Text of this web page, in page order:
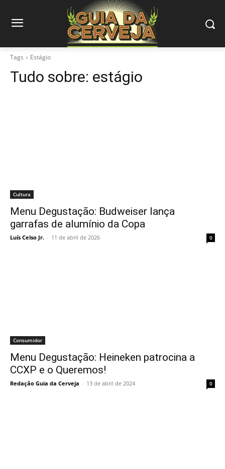
Tags Estágio
Tudo sobre: estágio
Cultura
Menu Degustação: Budweiser lança
garrafas de alumínio da Copa
Luís Celso Jr. - 11 de abril de 2026 0
Consumidor
Menu Degustação: Heineken patrocina a
CCXP e o Queremos!
Redação Guia da Cerveja - 13 de abril de 2024 0